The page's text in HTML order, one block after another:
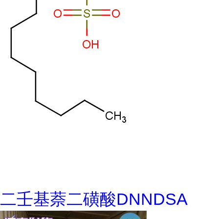
二壬基萘二磺酸DNNDSA